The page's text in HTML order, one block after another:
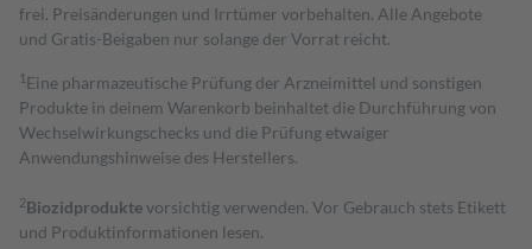
frei. Preisänderungen und Irrtümer vorbehalten. Alle Angebote
und Gratis-Beigaben nur solange der Vorrat reicht.
1 Eine pharmazeutische Prüfung der Arzneimittel und sonstigen
Produkte in deinem Warenkorb beinhaltet die Durchführung von
Wechselwirkungschecks und die Prüfung etwaiger
Anwendungshinweise des Herstellers.
2Biozidproduktevorsichtig verwenden. Vor Gebrauch stets Etikett
und Produktinformationen lesen.